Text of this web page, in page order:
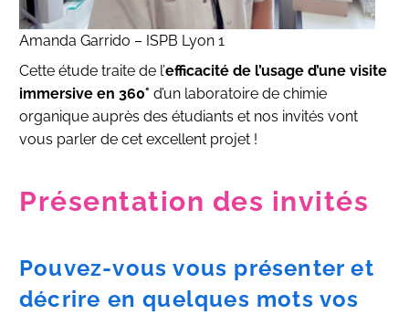
Amanda Garrido – ISPB Lyon 1
Cette étude traite de l’efficacité de l’usage d’une visite
immersive en 360° d’un laboratoire de chimie
organique auprès des étudiants et nos invités vont
vous parler de cet excellent projet !
Présentation des invités
Pouvez-vous vous présenter et
décrire en quelques mots vos